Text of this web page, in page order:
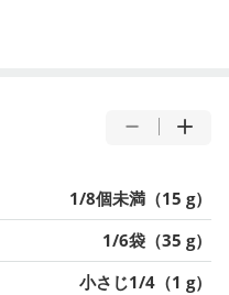
1/8個未満（15 g）
1/6袋（35 g）
小さじ1/4（1 g）